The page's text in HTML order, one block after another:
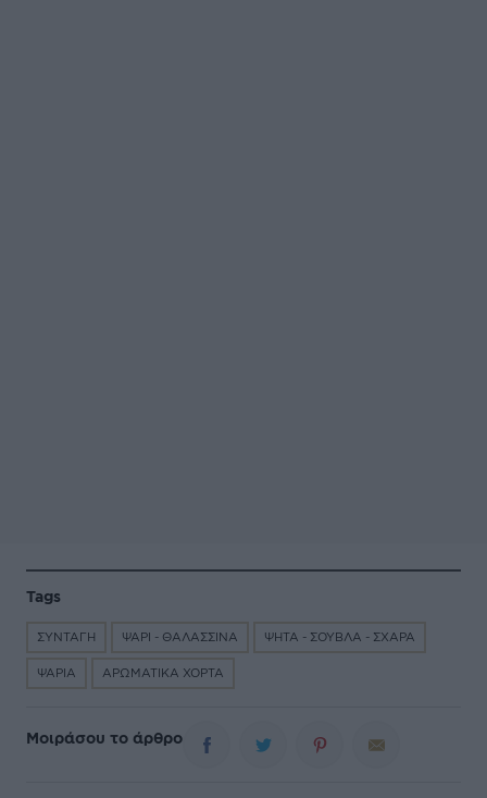
Tags
ΣΥΝΤΑΓΗ ΨΑΡΙ - ΘΑΛΑΣΣΙΝΑ ΨΗΤΑ - ΣΟΥΒΛΑ - ΣΧΑΡΑ
ΨΑΡΙΑ ΑΡΩΜΑΤΙΚΑ ΧΟΡΤΑ
Μοιράσου το άρθρο